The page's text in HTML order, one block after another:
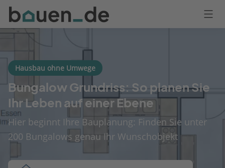
Bauen
Logo
Hausbau ohne Umwege
Bungalow Grundriss: So planen Sie
Ihr Leben auf einer Ebene
Hier beginnt Ihre Bauplanung: Finden Sie unter
200 Bungalows genau Ihr Wunschobjekt